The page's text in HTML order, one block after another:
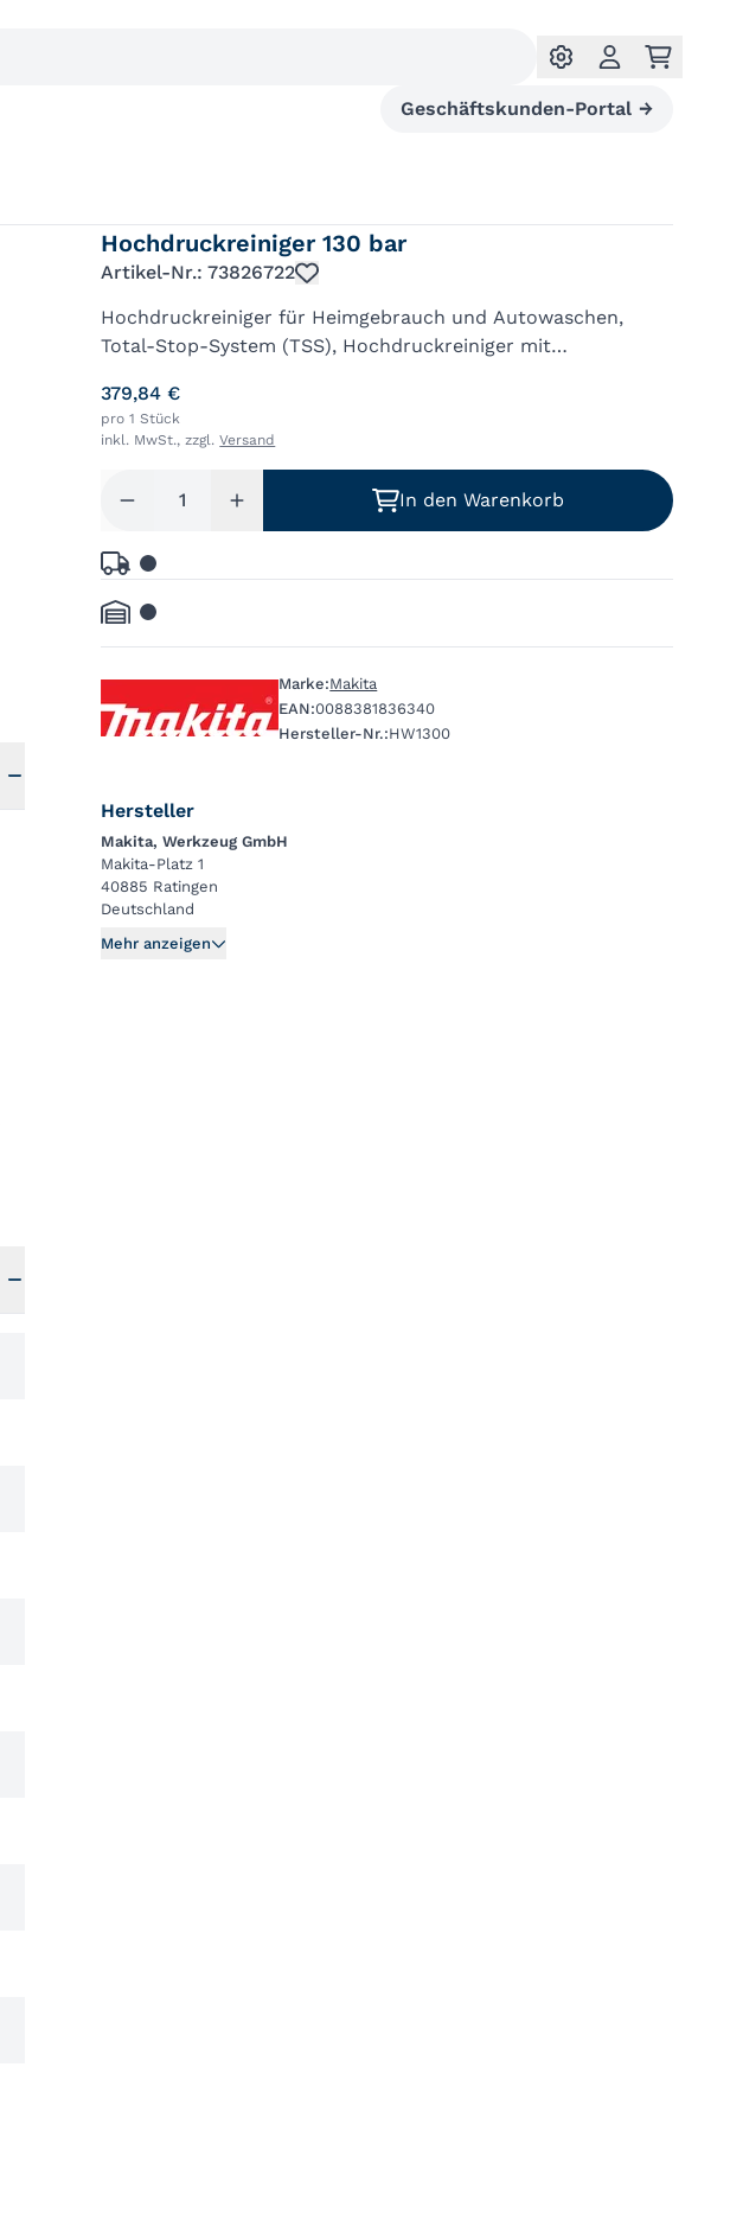
Geschäftskunden-Portal →
Hochdruckreiniger 130 bar
Artikel-Nr.: 73826722
Hochdruckreiniger für Heimgebrauch und Autowaschen,
Total-Stop-System (TSS), Hochdruckreiniger mit
Flüsterleise-Modus ermöglicht sanftes Reinigen vo...
379,84 €
pro 1 Stück
inkl. MwSt., zzgl.Versand
In den Warenkorb
Marke:Makita
EAN:0088381836340
Hersteller-Nr.:HW1300
Hersteller
Makita, Werkzeug GmbH
Makita-Platz 1
40885 Ratingen
Deutschland
Mehr anzeigen